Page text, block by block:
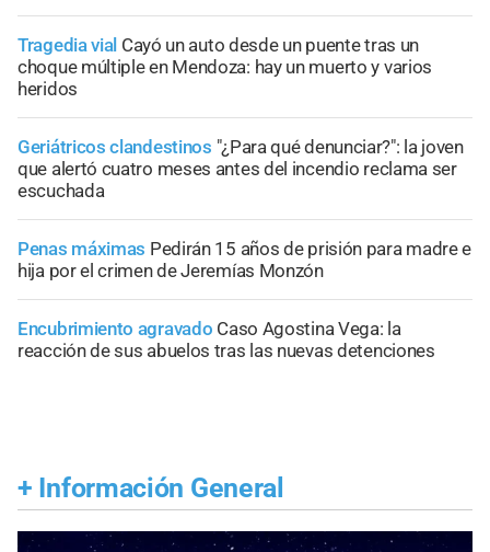
Tragedia vial Cayó un auto desde un puente tras un
choque múltiple en Mendoza: hay un muerto y varios
heridos
Geriátricos clandestinos "¿Para qué denunciar?": la joven
que alertó cuatro meses antes del incendio reclama ser
escuchada
Penas máximas Pedirán 15 años de prisión para madre e
hija por el crimen de Jeremías Monzón
Encubrimiento agravado Caso Agostina Vega: la
reacción de sus abuelos tras las nuevas detenciones
+ Información General